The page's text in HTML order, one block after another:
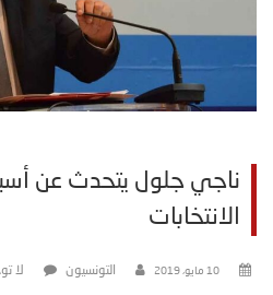
ناجي جلول يتحدث عن
الانتخابات
10 مايو، 2019 التونسيون لا